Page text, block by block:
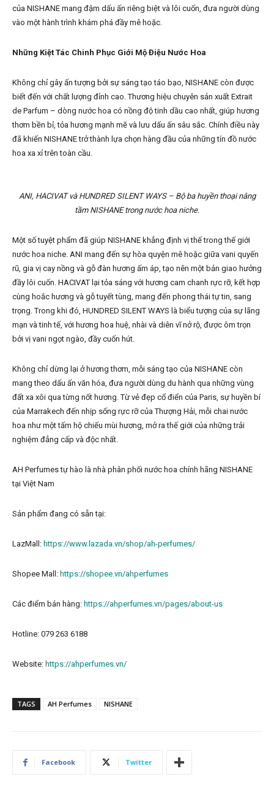
của NISHANE mang đậm dấu ấn riêng biệt và lôi cuốn, đưa người dùng
vào một hành trình khám phá đầy mê hoặc.
Những Kiệt Tác Chinh Phục Giới Mộ Điệu Nước Hoa
Không chỉ gây ấn tượng bởi sự sáng tạo táo bạo, NISHANE còn được
biết đến với chất lượng đỉnh cao. Thương hiệu chuyên sản xuất Extrait
de Parfum – dòng nước hoa có nồng độ tinh dầu cao nhất, giúp hương
thơm bền bỉ, tỏa hương mạnh mẽ và lưu dấu ấn sâu sắc. Chính điều này
đã khiến NISHANE trở thành lựa chọn hàng đầu của những tín đồ nước
hoa xa xỉ trên toàn cầu.
ANI, HACIVAT và HUNDRED SILENT WAYS – Bộ ba huyền thoại nâng
tầm NISHANE trong nước hoa niche.
Một số tuyệt phẩm đã giúp NISHANE khẳng định vị thế trong thế giới
nước hoa niche. ANI mang đến sự hòa quyện mê hoặc giữa vani quyến
rũ, gia vị cay nồng và gỗ đàn hương ấm áp, tạo nên một bản giao hưởng
đầy lôi cuốn. HACIVAT lại tỏa sáng với hương cam chanh rực rỡ, kết hợp
cùng hoắc hương và gỗ tuyết tùng, mang đến phong thái tự tin, sang
trọng. Trong khi đó, HUNDRED SILENT WAYS là biểu tượng của sự lãng
mạn và tinh tế, với hương hoa huệ, nhài và diên vĩ nở rộ, được ôm trọn
bởi vị vani ngọt ngào, đầy cuốn hút.
Không chỉ dừng lại ở hương thơm, mỗi sáng tạo của NISHANE còn
mang theo dấu ấn văn hóa, đưa người dùng du hành qua những vùng
đất xa xôi qua từng nốt hương. Từ vẻ đẹp cổ điển của Paris, sự huyền bí
của Marrakech đến nhịp sống rực rỡ của Thượng Hải, mỗi chai nước
hoa như một tấm hộ chiếu mùi hương, mở ra thế giới của những trải
nghiệm đẳng cấp và độc nhất.
AH Perfumes tự hào là nhà phân phối nước hoa chính hãng NISHANE
tại Việt Nam
Sản phẩm đang có sẵn tại:
LazMall: https://www.lazada.vn/shop/ah-perfumes/
Shopee Mall: https://shopee.vn/ahperfumes
Các điểm bán hàng: https://ahperfumes.vn/pages/about-us
Hotline: 079 263 6188
Website: https://ahperfumes.vn/
TAGS AH Perfumes NISHANE
Facebook Twitter